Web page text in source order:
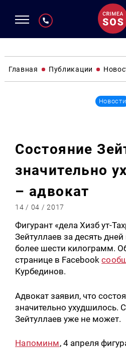
Главная Публикации
Новости
Состояние
значительно
– адвокат
14 / 04 / 2017
Фигурант «дела Хизб ут-
Зейтуллаев за десять
более шести килограмм.
странице в Facebook
Курбединов.
Адвокат заявил, что
значительно ухудшилось.
Зейтуллаев уже не может.
Напоминм, 4 апреля